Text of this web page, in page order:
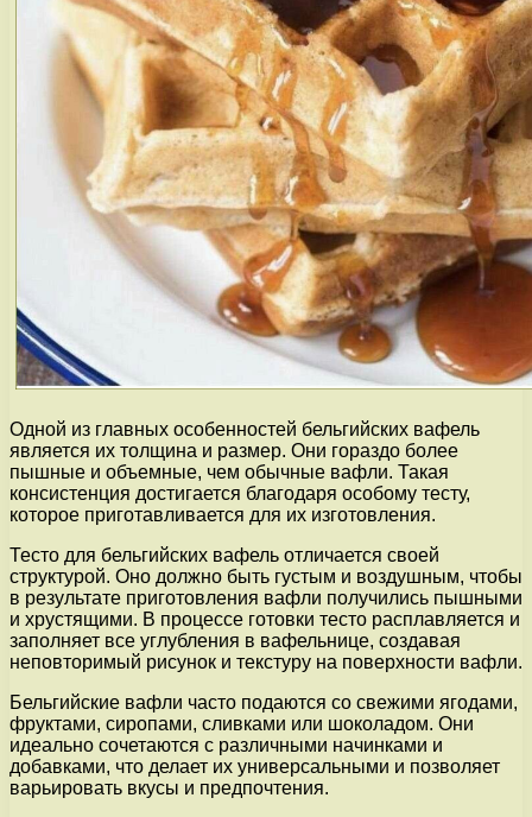
Одной из главных особенностей бельгийских вафель
является их толщина и размер. Они гораздо более
пышные и объемные, чем обычные вафли. Такая
консистенция достигается благодаря особому тесту,
которое приготавливается для их изготовления.
Тесто для бельгийских вафель отличается своей
структурой. Оно должно быть густым и воздушным, чтобы
в результате приготовления вафли получились пышными
и хрустящими. В процессе готовки тесто расплавляется и
заполняет все углубления в вафельнице, создавая
неповторимый рисунок и текстуру на поверхности вафли.
Бельгийские вафли часто подаются со свежими ягодами,
фруктами, сиропами, сливками или шоколадом. Они
идеально сочетаются с различными начинками и
добавками, что делает их универсальными и позволяет
варьировать вкусы и предпочтения.